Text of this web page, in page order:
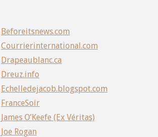
Beforeitsnews.com
Courrierinternational.com
Drapeaublanc.ca
Dreuz.info
Echelledejacob.blogspot.com
FranceSoir
James O’Keefe (Ex Véritas)
Joe Rogan